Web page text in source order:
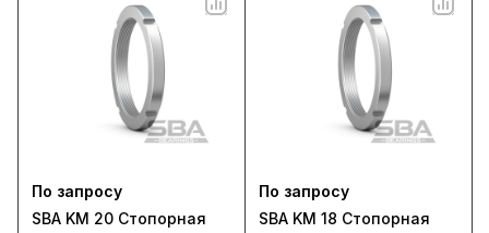
По запросу
SBA KM 20 Стопорная
По запросу
SBA KM 18 Стопорная